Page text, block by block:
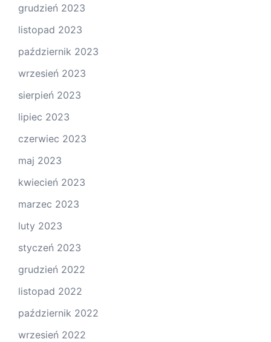
grudzień 2023
listopad 2023
październik 2023
wrzesień 2023
sierpień 2023
lipiec 2023
czerwiec 2023
maj 2023
kwiecień 2023
marzec 2023
luty 2023
styczeń 2023
grudzień 2022
listopad 2022
październik 2022
wrzesień 2022